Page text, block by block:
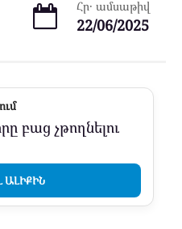
Հր․ ամսաթիվ
22/06/2025
բաց չթողնելու
ԱԼԻՔԻՆ